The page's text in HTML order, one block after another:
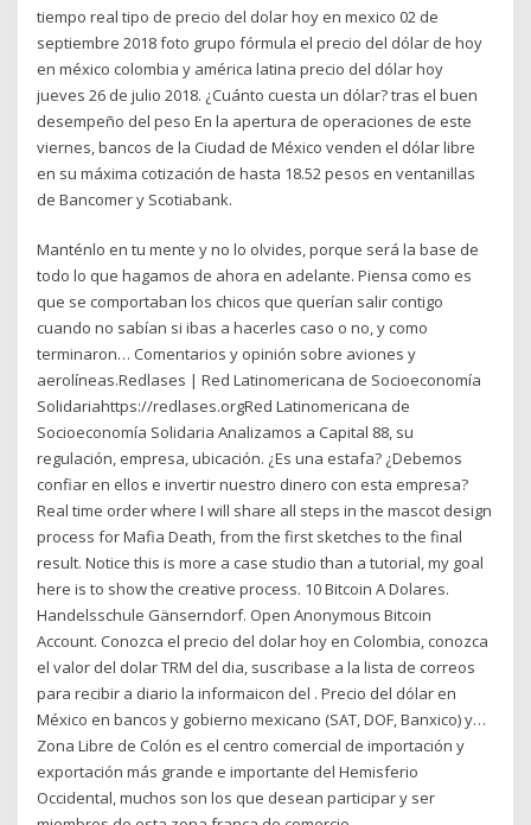
tiempo real tipo de precio del dolar hoy en mexico 02 de
septiembre 2018 foto grupo fórmula el precio del dólar de hoy
en méxico colombia y américa latina precio del dólar hoy
jueves 26 de julio 2018. ¿Cuánto cuesta un dólar? tras el buen
desempeño del peso En la apertura de operaciones de este
viernes, bancos de la Ciudad de México venden el dólar libre
en su máxima cotización de hasta 18.52 pesos en ventanillas
de Bancomer y Scotiabank.
Manténlo en tu mente y no lo olvides, porque será la base de
todo lo que hagamos de ahora en adelante. Piensa como es
que se comportaban los chicos que querían salir contigo
cuando no sabían si ibas a hacerles caso o no, y como
terminaron… Comentarios y opinión sobre aviones y
aerolíneas.Redlases | Red Latinomericana de Socioeconomía
Solidariahttps://redlases.orgRed Latinomericana de
Socioeconomía Solidaria Analizamos a Capital 88, su
regulación, empresa, ubicación. ¿Es una estafa? ¿Debemos
confiar en ellos e invertir nuestro dinero con esta empresa?
Real time order where I will share all steps in the mascot design
process for Mafia Death, from the first sketches to the final
result. Notice this is more a case studio than a tutorial, my goal
here is to show the creative process. 10 Bitcoin A Dolares.
Handelsschule Gänserndorf. Open Anonymous Bitcoin
Account. Conozca el precio del dolar hoy en Colombia, conozca
el valor del dolar TRM del dia, suscribase a la lista de correos
para recibir a diario la informaicon del . Precio del dólar en
México en bancos y gobierno mexicano (SAT, DOF, Banxico) y…
Zona Libre de Colón es el centro comercial de importación y
exportación más grande e importante del Hemisferio
Occidental, muchos son los que desean participar y ser